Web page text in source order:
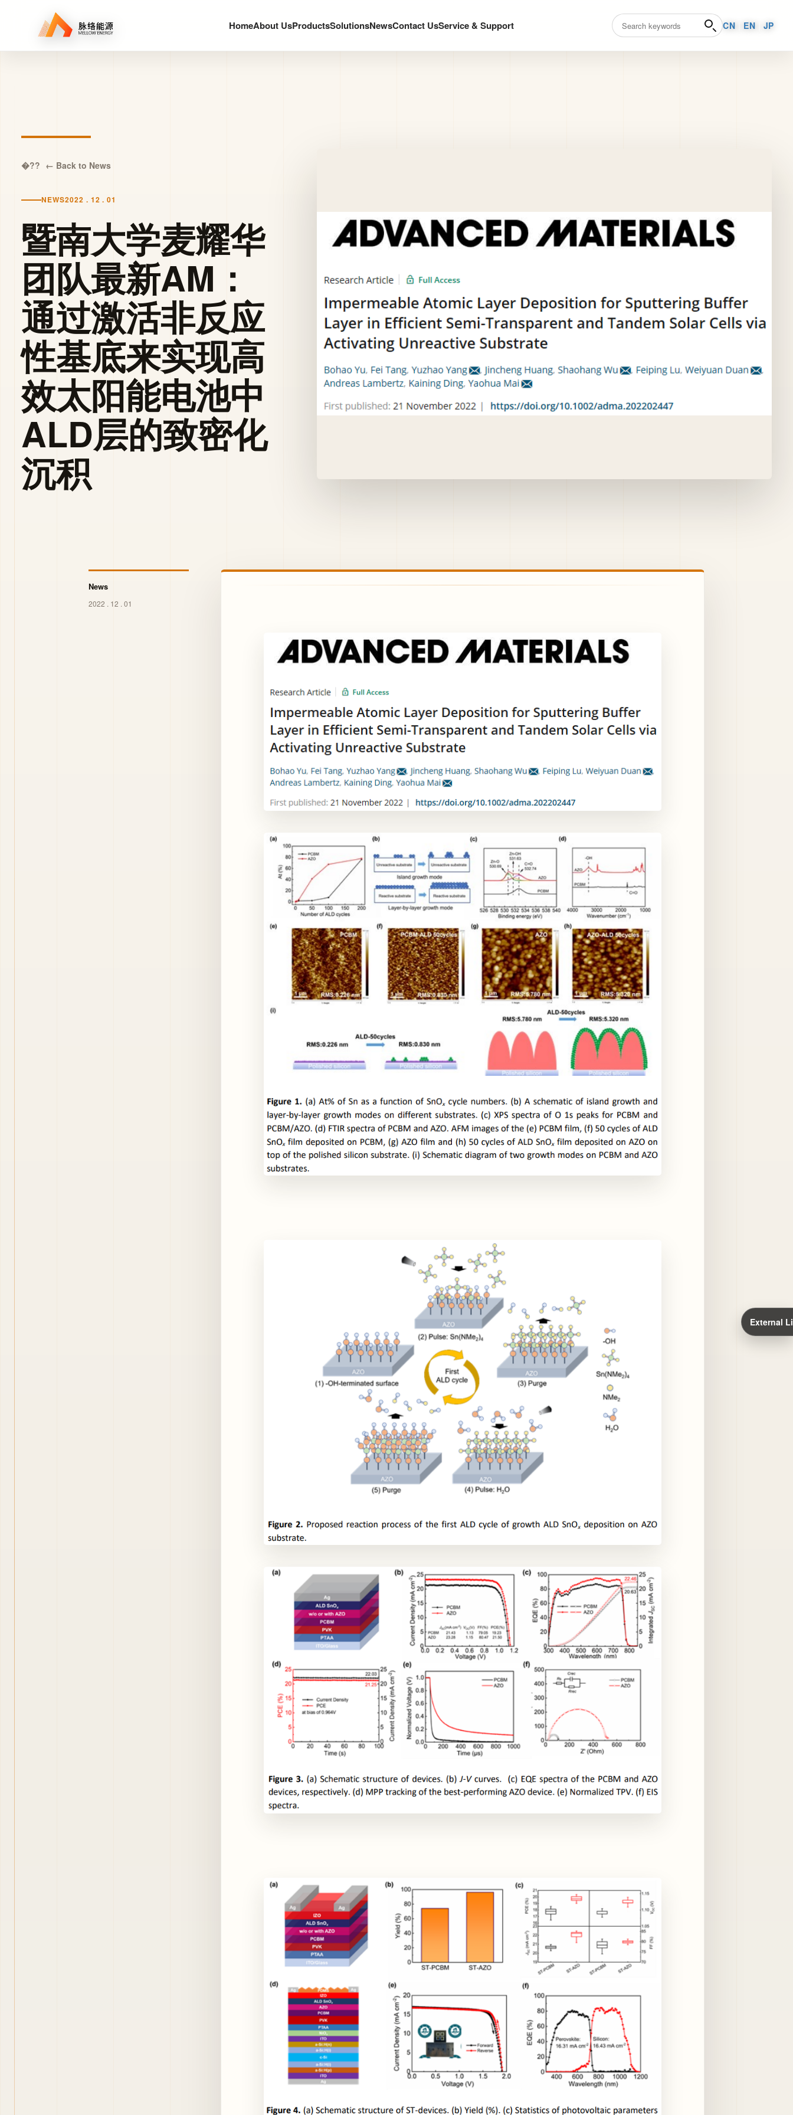
HomeAbout UsProductsSolutionsNewsContact UsService & Support CN EN JP
← Back to News
NEWS2022 . 12 . 01
暨南大学麦耀华
团队最新AM：
通过激活非反应
性基底来实现高
效太阳能电池中
ALD层的致密化
沉积
News
2022 . 12 . 01
External